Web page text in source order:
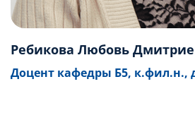
Ребикова Любовь
Доцент кафедры Б5, к.фил.н.,